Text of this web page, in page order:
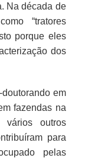
Na década de
“tratores
porque eles
dos
em
fazendas na
vários outros
para
pelas